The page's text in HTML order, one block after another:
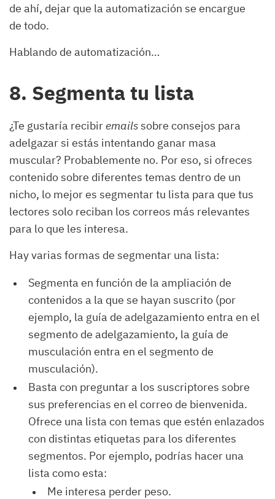
de ahí, dejar que la automatización se encargue
de todo.
Hablando de automatización…
8. Segmenta tu lista
¿Te gustaría recibir emailssobre consejos para
adelgazar si estás intentando ganar masa
muscular? Probablemente no. Por eso, si ofreces
contenido sobre diferentes temas dentro de un
nicho, lo mejor es segmentar tu lista para que tus
lectores solo reciban los correos más relevantes
para lo que les interesa.
Hay varias formas de segmentar una lista:
Segmenta en función de la ampliación de
contenidos a la que se hayan suscrito (por
ejemplo, la guía de adelgazamiento entra en el
segmento de adelgazamiento, la guía de
musculación entra en el segmento de
musculación).
Basta con preguntar a los suscriptores sobre
sus preferencias en el correo de bienvenida.
Ofrece una lista con temas que estén enlazados
con distintas etiquetas para los diferentes
segmentos. Por ejemplo, podrías hacer una
lista como esta:
Me interesa perder peso.